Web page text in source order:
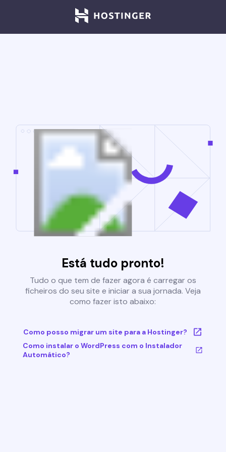
Está tudo pronto!
Tudo o que tem de fazer agora é carregar os
ficheiros do seu site e iniciar a sua jornada. Veja
como fazer isto abaixo:
Como posso migrar um site para a Hostinger?
Como instalar o WordPress com o Instalador
Automático?